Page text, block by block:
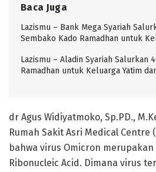
Baca Juga
Lazismu – Bank Mega Syariah
Sembako Kado Ramadhan untuk
Lazismu – Aladin Syariah Salurkan
Ramadhan untuk Keluarga Yatim
dr Agus Widiyatmoko, Sp.PD.,
Rumah Sakit Asri Medical Centre
bahwa virus Omicron merupakan
Ribonucleic Acid. Dimana virus